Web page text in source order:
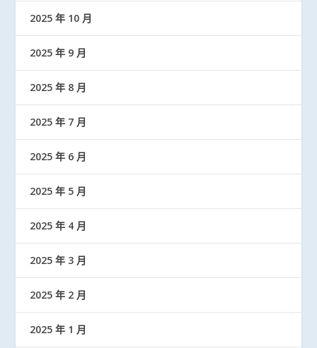
2025 年 10 月
2025 年 9 月
2025 年 8 月
2025 年 7 月
2025 年 6 月
2025 年 5 月
2025 年 4 月
2025 年 3 月
2025 年 2 月
2025 年 1 月